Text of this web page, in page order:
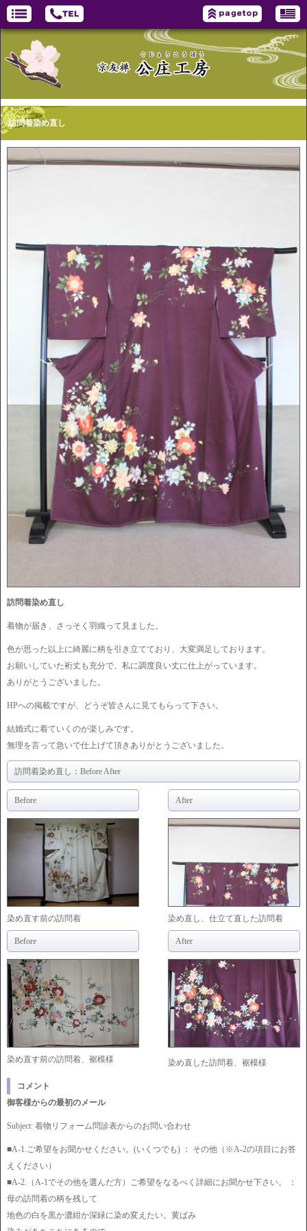
訪問着染め直し
訪問着染め直し
着物が届き、さっそく羽織って見ました。
色が思った以上に綺麗に柄を引き立てており、大変満足しております。
お願いしていた裄丈も充分で、私に調度良い丈に仕上がっています。
ありがとうございました。
HPへの掲載ですが、どうぞ皆さんに見てもらって下さい。
結婚式に着ていくのが楽しみです。
無理を言って急いで仕上げて頂きありがとうございました。
訪問着染め直し：Before After
Before
染め直す前の訪問着
After
染め直し、仕立て直した訪問着
Before
染め直す前の訪問着、裾模様
After
染め直した訪問着、裾模様
コメント
御客様からの最初のメール
Subject: 着物リフォーム問診表からのお問い合わせ
■A-1.ご希望をお聞かせください。(いくつでも) ： その他（※A-2の項目にお答
えください）
■A-2.（A-1でその他を選んだ方）ご希望をなるべく詳細にお聞かせ下さい。 ：
母の訪問着の柄を残して
地色の白を黒か濃紺か深緑に染め変えたい。黄ばみ